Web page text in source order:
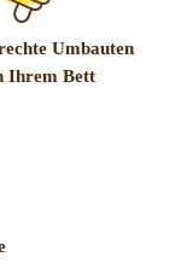
Umbauten
Ihrem Bett